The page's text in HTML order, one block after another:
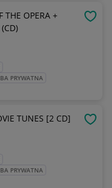
THE OPERA +
PRYWATNA
TUNES [2 CD]
PRYWATNA